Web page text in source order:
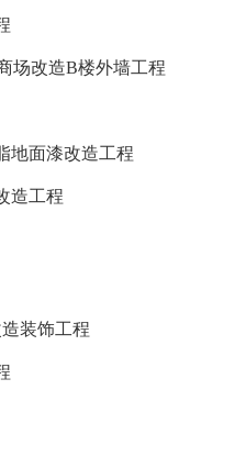
场改造B楼外墙工程
地面漆改造工程
造工程
装饰工程